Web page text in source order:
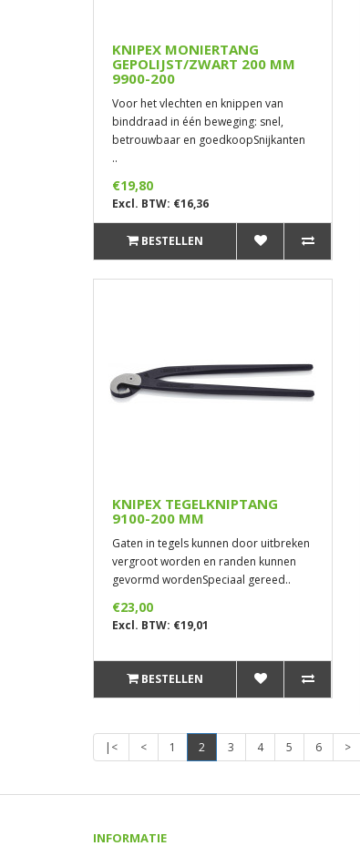
KNIPEX MONIERTANG
GEPOLIJST/ZWART 200 MM
9900-200
Voor het vlechten en knippen van
binddraad in één beweging: snel,
betrouwbaar en goedkoopSnijkanten
..
€19,80
Excl. BTW: €16,36
BESTELLEN
KNIPEX TEGELKNIPTANG
9100-200 MM
Gaten in tegels kunnen door uitbreken
vergroot worden en randen kunnen
gevormd wordenSpeciaal gereed..
€23,00
Excl. BTW: €19,01
BESTELLEN
|< < 1 2 3 4 5 6 >
INFORMATIE